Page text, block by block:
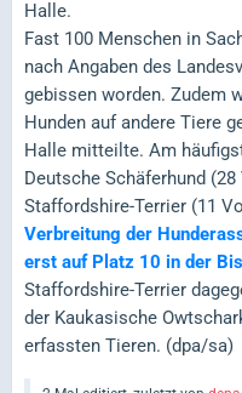
Halle.
Fast 100 Menschen in
nach Angaben des
gebissen worden. Zudem
Hunden auf andere Tiere
Halle mitteilte. Am
Deutsche Schäferhund
Staffordshire-Terrier (11
Verbreitung der
erst auf Platz 10 in der
Staffordshire-Terrier
der Kaukasische
erfassten Tieren. (dpa/sa)